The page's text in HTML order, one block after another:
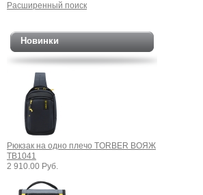
Расширенный поиск
Новинки
Рюкзак на одно плечо TORBER ВОЯЖ
TB1041
2 910.00 Руб.